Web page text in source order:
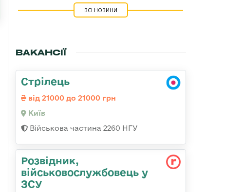
ВСІ НОВИНИ
ВАКАНСІЇ
Стрілець
від 21000 до 21000 грн
Київ
Військова частина 2260 НГУ
Розвідник,
військовослужбовець у
ЗСУ